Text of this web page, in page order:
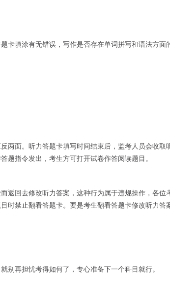
卡填涂有无错误，写作是否存在单词拼写和语法方面
两面。听力答题卡填写时间结束后，监考人员会收取
题指令发出，考生方可打开试卷作答阅读题目。
返回去修改听力答案，这种行为属于违规操作，各位
时禁止翻看答题卡。要是考生翻看答题卡修改听力答
别再担忧考得如何了，专心准备下一个科目就行。